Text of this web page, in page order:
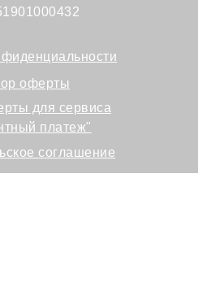
оферты
для сервиса
платеж"
соглашение